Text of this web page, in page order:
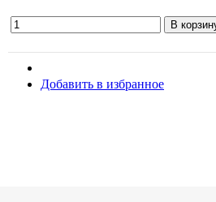
В
Добавить в избранное